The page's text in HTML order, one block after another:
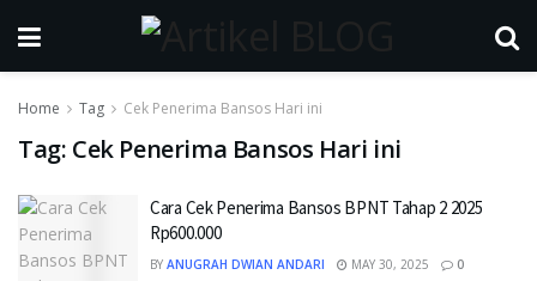
Home Tag Cek Penerima Bansos Hari ini
Tag: Cek Penerima Bansos Hari ini
Cara Cek Penerima Bansos BPNT Tahap 2 2025
Rp600.000
BY ANUGRAH DWIAN ANDARI MAY 30, 2025 0